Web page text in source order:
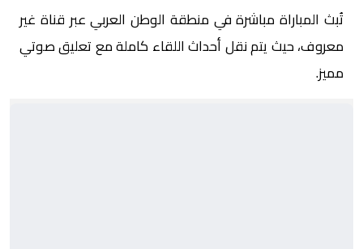
تُبث المباراة مباشرة في منطقة الوطن العربي عبر قناة غير
معروف، حيث يتم نقل أحداث اللقاء كاملة مع تعليق صوتي
مميز.